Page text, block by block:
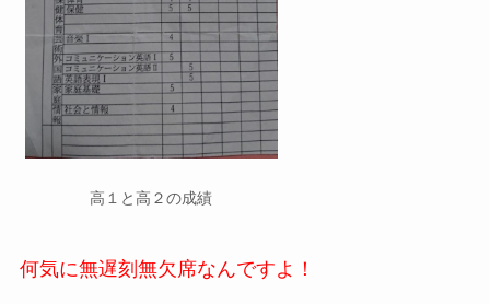
高１と高２の成績
何気に無遅刻無欠席なんですよ！